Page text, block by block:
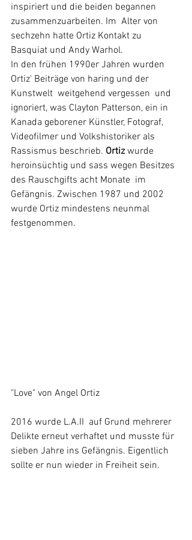
inspiriert und die beiden begannen
zusammenzuarbeiten. Im  Alter von
sechzehn hatte Ortiz Kontakt zu
Basquiat und Andy Warhol.
In den frühen 1990er Jahren wurden
Ortiz' Beiträge von haring und der
Kunstwelt  weitgehend vergessen  und
ignoriert, was Clayton Patterson, ein in
Kanada geborener Künstler, Fotograf,
Videofilmer und Volkshistoriker als
Rassismus beschrieb. Ortiz wurde
heroinsüchtig und sass wegen Besitzes
des Rauschgifts acht Monate  im
Gefängnis. Zwischen 1987 und 2002
wurde Ortiz mindestens neunmal
festgenommen.
"Love" von Angel Ortiz
2016 wurde L.A.II  auf Grund mehrerer
Delikte erneut verhaftet und musste für
sieben Jahre ins Gefängnis. Eigentlich
sollte er nun wieder in Freiheit sein.